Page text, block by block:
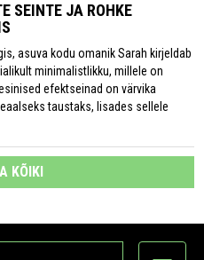
SEINTE JA ROHKE
asuva kodu omanik Sarah kirjeldab
minimalistlikku, millele on
efektseinad on värvika
taustaks, lisades sellele
KÕIKI